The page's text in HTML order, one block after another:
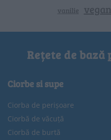
vanilie vegan
Rețete de
Ciorbe si supe
Ciorba de perișoare
Ciorbă de văcuță
Ciorbă de burtă